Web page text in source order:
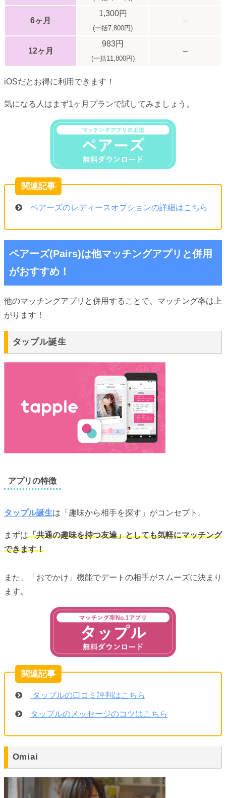
6ヶ月
1,300円
(一括7,800円)
–
12ヶ月
983円
(一括11,800円)
–
iOSだとお得に利用できます！
気になる人はまず1ヶ月プランで試してみましょう。
ペアーズのレディースオプションの詳細はこちら
ペアーズ(Pairs)は他マッチングアプリと併用
がおすすめ！
他のマッチングアプリと併用することで、マッチング率は上
がります！
タップル誕生
アプリの特徴
タップル誕生は「趣味から相手を探す」がコンセプト。
まずは「共通の趣味を持つ友達」としても気軽にマッチング
できます！
また、「おでかけ」機能でデートの相手がスムーズに決まり
ます。
タップルの口コミ評判はこちら
タップルのメッセージのコツはこちら
Omiai